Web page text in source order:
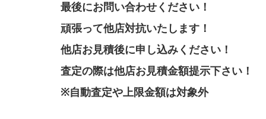
最後にお問い合わせください！
頑張って他店対抗いたします！
他店お見積後に申し込みください！
査定の際は他店お見積金額提示下さい！
※自動査定や上限金額は対象外